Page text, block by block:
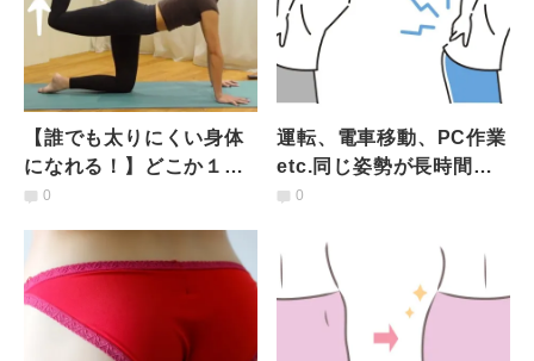
【誰でも太りにくい身体
になれる！】どこか１か
所鍛えるなら「お尻」が
0
運転、電車移動、PC作業
etc.同じ姿勢が長時間続
いた夜に｜姿勢改善＆腰
0